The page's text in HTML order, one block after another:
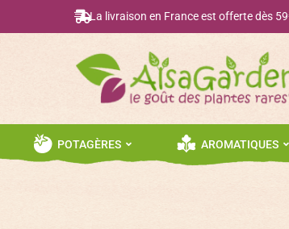
La livraison en France est offerte dès
POTAGÈRES AROMATIQUES